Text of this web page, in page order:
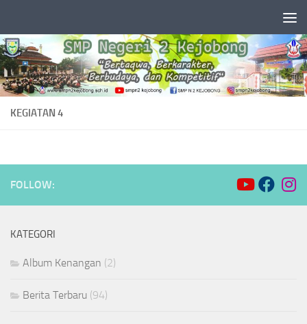
KEGIATAN 4
FOLLOW:
KATEGORI
Album Kenangan (2)
Berita Terbaru (94)